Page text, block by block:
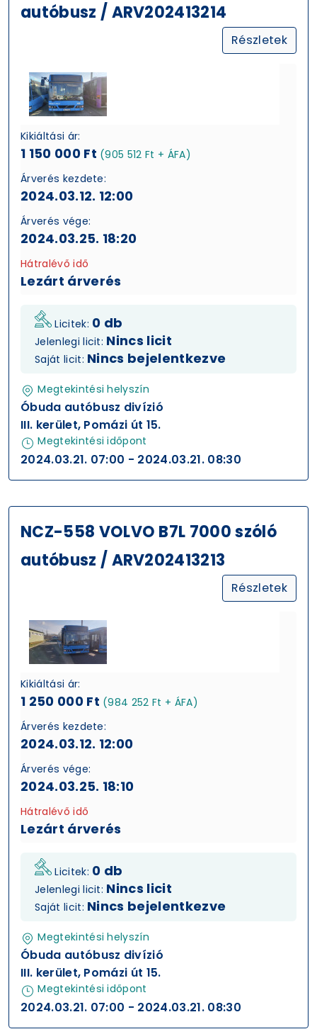
autóbusz / ARV202413214
Részletek
Kikiáltási ár:
1 150 000 Ft (905 512 Ft + ÁFA)
Árverés kezdete:
2024.03.12. 12:00
Árverés vége:
2024.03.25. 18:20
Hátralévő idő
Lezárt árverés
Licitek: 0 db
Jelenlegi licit: Nincs licit
Saját licit: Nincs bejelentkezve
Megtekintési helyszín
Óbuda autóbusz divízió
III. kerület, Pomázi út 15.
Megtekintési időpont
2024.03.21. 07:00 - 2024.03.21. 08:30
NCZ-558 VOLVO B7L 7000 szóló
autóbusz / ARV202413213
Részletek
Kikiáltási ár:
1 250 000 Ft (984 252 Ft + ÁFA)
Árverés kezdete:
2024.03.12. 12:00
Árverés vége:
2024.03.25. 18:10
Hátralévő idő
Lezárt árverés
Licitek: 0 db
Jelenlegi licit: Nincs licit
Saját licit: Nincs bejelentkezve
Megtekintési helyszín
Óbuda autóbusz divízió
III. kerület, Pomázi út 15.
Megtekintési időpont
2024.03.21. 07:00 - 2024.03.21. 08:30